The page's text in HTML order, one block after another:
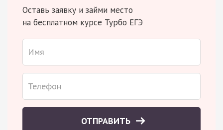
Оставь заявку и займи место
на бесплатном курсе Турбо ЕГЭ
ОТПРАВИТЬ